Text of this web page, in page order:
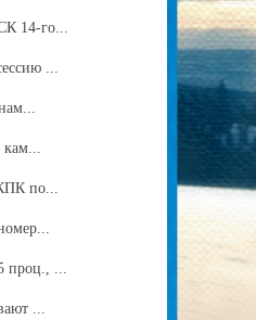
14-го...
...
кам...
по...
проц., ...
...